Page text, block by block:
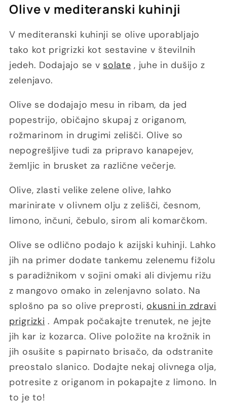
Olive v mediteranski kuhinji
V mediteranski kuhinji se olive uporabljajo
tako kot prigrizki kot sestavine v številnih
jedeh. Dodajajo se v solate , juhe in dušijo z
zelenjavo.
Olive se dodajajo mesu in ribam, da jed
popestrijo, običajno skupaj z origanom,
rožmarinom in drugimi zelišči. Olive so
nepogrešljive tudi za pripravo kanapejev,
žemljic in brusket za različne večerje.
Olive, zlasti velike zelene olive, lahko
marinirate v olivnem olju z zelišči, česnom,
limono, inčuni, čebulo, sirom ali komarčkom.
Olive se odlično podajo k azijski kuhinji. Lahko
jih na primer dodate tankemu zelenemu fižolu
s paradižnikom v sojini omaki ali divjemu rižu
z mangovo omako in zelenjavno solato. Na
splošno pa so olive preprosti, okusni in zdravi
prigrizki . Ampak počakajte trenutek, ne jejte
jih kar iz kozarca. Olive položite na krožnik in
jih osušite s papirnato brisačo, da odstranite
preostalo slanico. Dodajte nekaj olivnega olja,
potresite z origanom in pokapajte z limono. In
to je to!